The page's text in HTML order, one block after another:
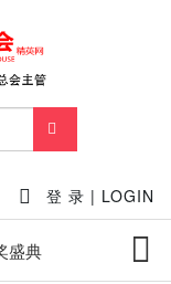
登 录 | LOGIN
盛典